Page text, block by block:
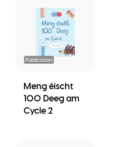
Publication
Meng éischt
100 Deeg am
Cycle 2